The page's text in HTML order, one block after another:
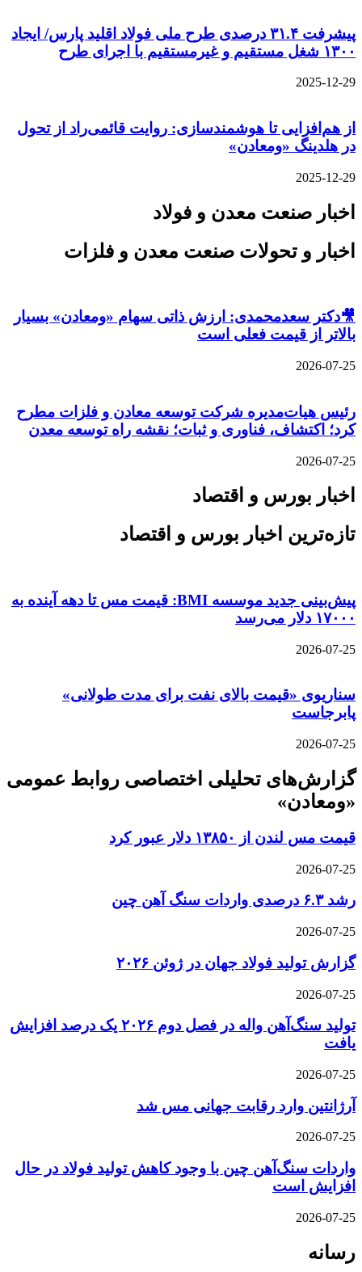
پیشرفت ۳۱.۴ درصدی طرح ملی فولاد اقلید پارس/ ایجاد
۱۳۰۰ شغل مستقیم و غیرمستقیم با اجرای طرح
2025-12-29
از هم‌افزایی تا هوشمندسازی: روایت قائمی‌راد از تحول
در هلدینگ «ومعادن»
2025-12-29
اخبار صنعت معدن و فولاد
اخبار و تحولات صنعت معدن و فلزات
🎥دکتر سعدمحمدی: ارزش ذاتی سهام «ومعادن» بسیار
بالاتر از قیمت فعلی است
2026-07-25
رئیس هیات‌مدیره شرکت توسعه معادن و فلزات مطرح
کرد؛ اکتشاف، فناوری و ثبات؛ نقشه راه توسعه معدن
2026-07-25
اخبار بورس و اقتصاد
تازه‌ترین اخبار بورس و اقتصاد
پیش‌بینی جدید موسسه BMI: قیمت مس تا دهه آینده به
۱۷۰۰۰ دلار می‌رسد
2026-07-25
سناریوی «قیمت بالای نفت برای مدت طولانی»
پابرجاست
2026-07-25
گزارش‌های تحلیلی اختصاصی روابط عمومی
«ومعادن»
قیمت مس لندن از ۱۳۸۵۰ دلار عبور کرد
2026-07-25
رشد ۶.۳ درصدی واردات سنگ آهن چین
2026-07-25
گزارش تولید فولاد جهان در ژوئن ۲۰۲۶
2026-07-25
تولید سنگ‌آهن واله در فصل دوم ۲۰۲۶ یک درصد افزایش
یافت
2026-07-25
آرژانتین وارد رقابت جهانی مس شد
2026-07-25
واردات سنگ‌آهن چین با وجود کاهش تولید فولاد در حال
افزایش است
2026-07-25
رسانه